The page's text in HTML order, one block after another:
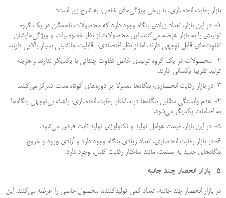
بازار رقابت انحصاری، با برخی ویژگی‌های خاص، به شرح زیر است:
۱- در این بازار، تعداد زیادی بنگاه وجود دارد که محصولات ناهمگن در یک گروه
تولیدی را به بازار عرضه می‌کنند. این محصولات از نظر خصوصیات و ویژگی‌هایشان
تفاوت‌های قابل توجهی دارند، اما از نظر اقتصادی، قابلیت جانشینی بسیار بالایی دارند.
۲- محصولات در یک گروه تولیدی خاص تفاوت چندانی با یکدیگر ندارند و هزینه
تولید تقریبا یکسانی دارند.
۳-در بازار رقابت انحصاری، بنگاه‌ها معمولا بر دوره‌های کوتاه مدت تمرکز می‌کنند.
۴- عدم وابستگی متقابل بنگاه‌ها در ساختار رقابت انحصاری، باعث بی‌توجهی بنگاه‌ها
به اقدامات یکدیگر می‌شود.
۵- در این بازار، قیمت عوامل تولید و تکنولوژی تولید ثابت فرض می‌شود.
۶-در بازار رقابت انحصاری، تعداد زیادی بنگاه وجود دارد و آزادی ورود و خروج
بنگاه‌های جدید به صنعت، مانند ساختار رقابت کامل، وجود دارد.
۵- بازار انحصار چند جانبه
در بازار انحصار چند جانبه، تعداد کمی تولیدکننده، محصول خاصی را عرضه می‌کنند. این